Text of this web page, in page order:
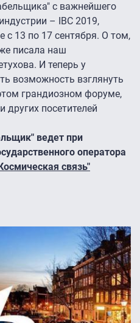
с важнейшего
– IBC 2019,
с 13 по 17 сентября. О том,
писала наш
И теперь у
возможность взглянуть
грандиозном форуме,
других посетителей
ведет при
оператора
связь"